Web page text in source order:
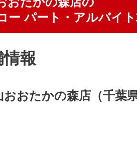
ー パート・アルバイ
情報
おおたかの森店（千葉県